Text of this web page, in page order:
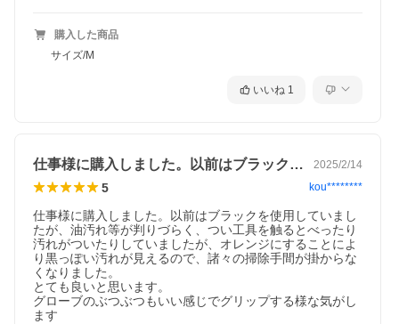
購入した商品
サイズ/M
いいね 1
仕事様に購入しました。以前はブラックを… 2025/2/14
5 kou********
仕事様に購入しました。以前はブラックを使用していまし
たが、油汚れ等が判りづらく、つい工具を触るとべったり
汚れがついたりしていましたが、オレンジにすることによ
り黒っぽい汚れが見えるので、諸々の掃除手間が掛からな
くなりました。
とても良いと思います。
グローブのぶつぶつもいい感じでグリップする様な気がし
ます